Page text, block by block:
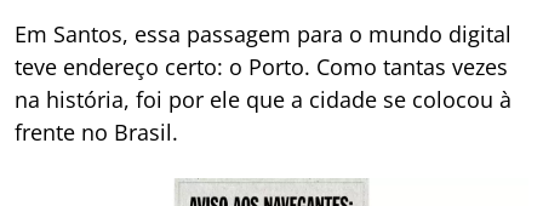
Em Santos, essa passagem para o mundo digital
teve endereço certo: o Porto. Como tantas vezes
na história, foi por ele que a cidade se colocou à
frente no Brasil.